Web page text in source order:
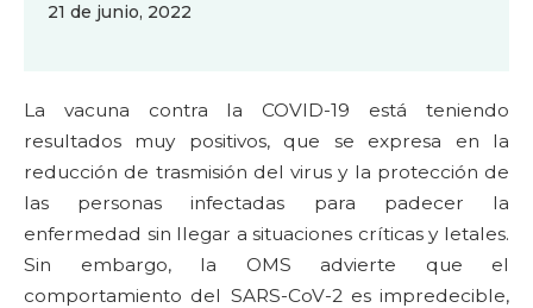
21 de junio, 2022
La vacuna contra la COVID-19 está teniendo
resultados muy positivos, que se expresa en la
reducción de trasmisión del virus y la protección de
las personas infectadas para padecer la
enfermedad sin llegar a situaciones críticas y letales.
Sin embargo, la OMS advierte que el
comportamiento del SARS-CoV-2 es impredecible,